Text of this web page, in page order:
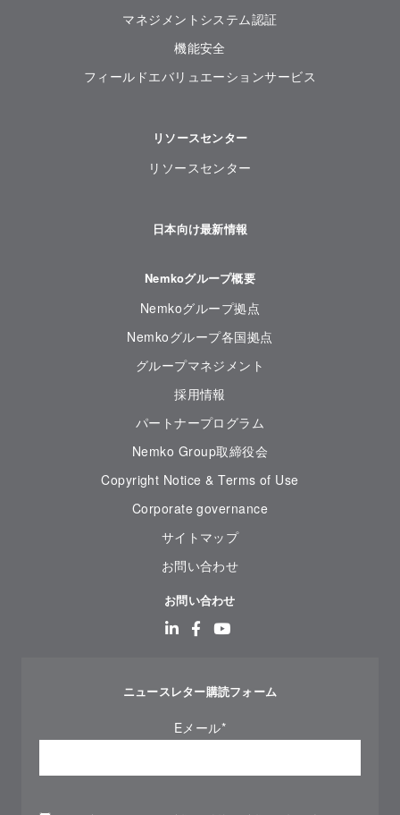
マネジメントシステム認証
機能安全
フィールドエバリュエーションサービス
リソースセンター
リソースセンター
日本向け最新情報
Nemkoグループ概要
Nemkoグループ拠点
Nemkoグループ各国拠点
グループマネジメント
採用情報
パートナープログラム
Nemko Group取締役会
Copyright Notice & Terms of Use
Corporate governance
サイトマップ
お問い合わせ
お問い合わせ
ニュースレター購読フォーム
Eメール*